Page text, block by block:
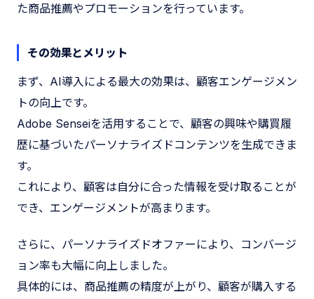
た商品推薦やプロモーションを行っています。
その効果とメリット
まず、AI導入による最大の効果は、顧客エンゲージメン
トの向上です。
Adobe Senseiを活用することで、顧客の興味や購買履
歴に基づいたパーソナライズドコンテンツを生成できま
す。
これにより、顧客は自分に合った情報を受け取ることが
でき、エンゲージメントが高まります。
さらに、パーソナライズドオファーにより、コンバージ
ョン率も大幅に向上しました。
具体的には、商品推薦の精度が上がり、顧客が購入する